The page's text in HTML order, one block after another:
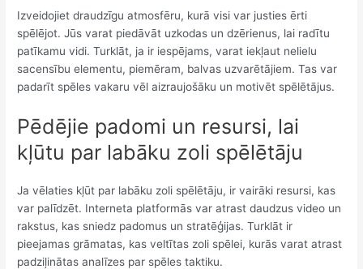
Izveidojiet draudzīgu atmosfēru, kurā visi var justies ērti
spēlējot. Jūs varat piedāvāt uzkodas un dzērienus, lai radītu
patīkamu vidi. Turklāt, ja ir iespējams, varat iekļaut nelielu
sacensību elementu, piemēram, balvas uzvarētājiem. Tas var
padarīt spēles vakaru vēl aizraujošāku un motivēt spēlētājus.
Pēdējie padomi un resursi, lai
kļūtu par labāku zoli spēlētāju
Ja vēlaties kļūt par labāku zoli spēlētāju, ir vairāki resursi, kas
var palīdzēt. Interneta platformās var atrast daudzus video un
rakstus, kas sniedz padomus un stratēģijas. Turklāt ir
pieejamas grāmatas, kas veltītas zoli spēlei, kurās varat atrast
padziļinātas analīzes par spēles taktiku.